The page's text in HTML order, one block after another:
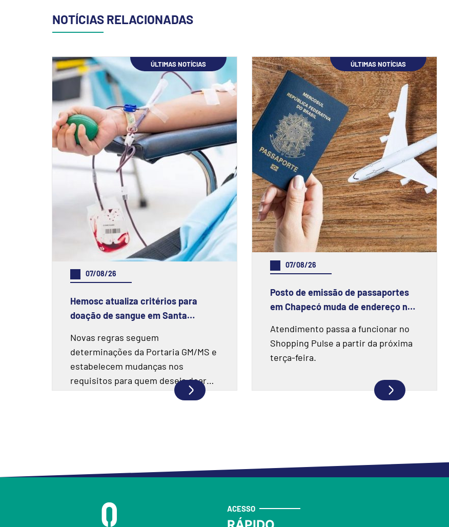
NOTÍCIAS RELACIONADAS
ÚLTIMAS NOTÍCIAS
07/08/26
Hemosc atualiza critérios para
doação de sangue em Santa
Novas regras seguem
determinações da Portaria GM/MS e
estabelecem mudanças nos
requisitos para quem deseja doar
ÚLTIMAS NOTÍCIAS
07/08/26
Posto de emissão de passaportes
em Chapecó muda de endereço na
Atendimento passa a funcionar no
Shopping Pulse a partir da próxima
terça-feira.
ACESSO